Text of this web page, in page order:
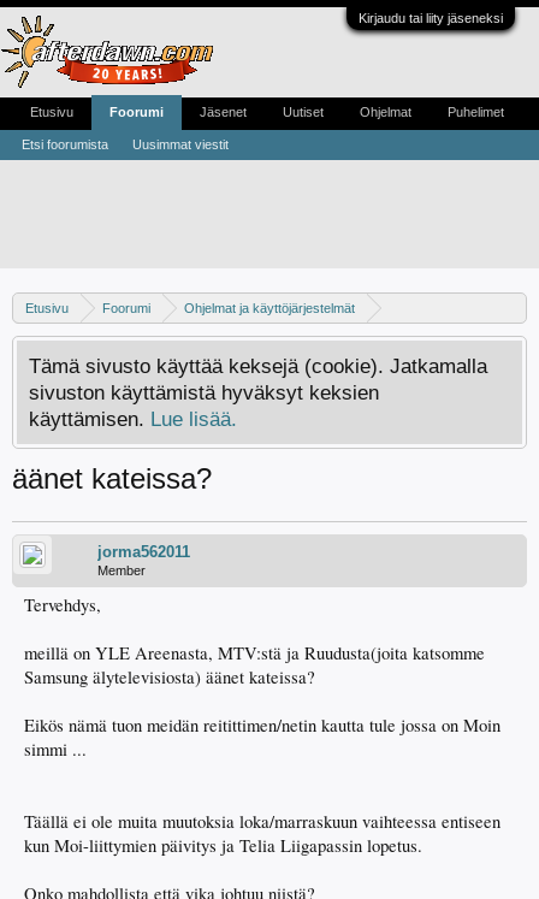
Kirjaudu tai liity jäseneksi
Etusivu Foorumi
Ohjelmat ja käyttöjärjestelmät
WLAN ja lähiverkot
Tämä sivusto käyttää keksejä (cookie). Jatkamalla
sivuston käyttämistä hyväksyt keksien
käyttämisen. Lue lisää.
äänet kateissa?
jorma562011
Member
Tervehdys,
meillä on YLE Areenasta, MTV:stä ja Ruudusta(joita katsomme
Samsung älytelevisiosta) äänet kateissa?
Eikös nämä tuon meidän reitittimen/netin kautta tule jossa on Moin
simmi ...
Täällä ei ole muita muutoksia loka/marraskuun vaihteessa entiseen
kun Moi-liittymien päivitys ja Telia Liigapassin lopetus.
Onko mahdollista että vika johtuu niistä?
Etusivu Foorumi
Etsi foorumista Uusimmat viestit
Jäsenet Uutiset Ohjelmat Puhelimet